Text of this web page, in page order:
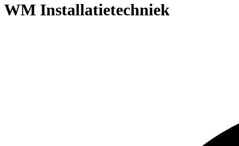
WM Installatietechniek